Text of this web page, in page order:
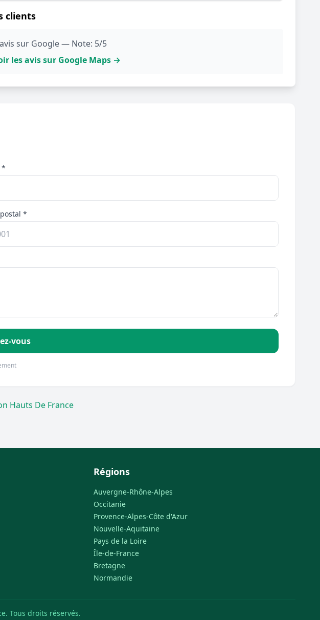
clients
sur Google — Note: 5/5
les avis sur Google Maps →
*
*
vous
Hauts De France
Régions
Auvergne-Rhône-Alpes
Occitanie
Provence-Alpes-Côte d'Azur
Nouvelle-Aquitaine
Pays de la Loire
Île-de-France
Bretagne
Normandie
Tous droits réservés.